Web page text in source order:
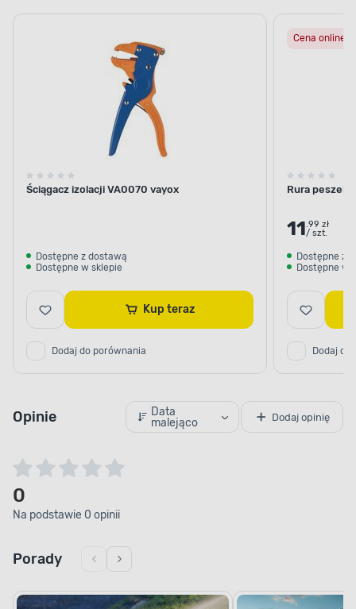
osłonowe
Ściągacz izolacji VA0070 vayox
Dostępne z dostawą
Dostępne w sklepie
Kup teraz
Dodaj do porównania
Cena online
Rura peszel
11.99 zł
/ szt.
Dostępne z
Dostępne w
Dodaj do
Opinie
Data
malejąco
Dodaj opinię
0
Na podstawie 0 opinii
Porady